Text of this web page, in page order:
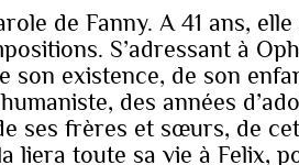
de Fanny. A 41 ans,
S’adressant à
son existence, de son
des années
ses frères et sœurs, de
liera toute sa vie à Felix,